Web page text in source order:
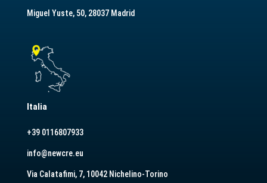
Miguel Yuste, 50, 28037 Madrid
Italia
+39 0116807933
info@newcre.eu
Via Calatafimi, 7, 10042 Nichelino-Torino